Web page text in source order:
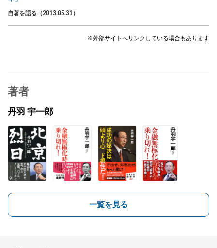
自著を語る（2013.05.31）
※外部サイトへリンクしている場合もあります
著者
丹羽 宇一郎
一覧を見る